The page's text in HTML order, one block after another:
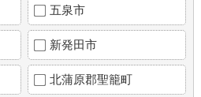
五泉市
新発田市
北蒲原郡聖籠町